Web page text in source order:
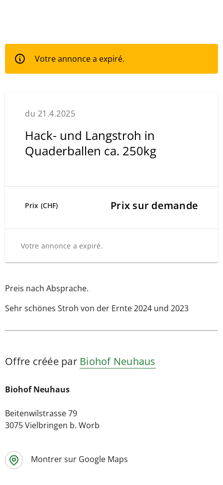
Votre annonce a expiré.
du 21.4.2025
Hack- und Langstroh in
Quaderballen ca. 250kg
Prix (CHF) Prix sur demande
Votre annonce a expiré.
Preis nach Absprache.
Sehr schönes Stroh von der Ernte 2024 und 2023
Offre créée par Biohof Neuhaus
Biohof Neuhaus
Beitenwilstrasse 79
3075 Vielbringen b. Worb
Montrer sur Google Maps